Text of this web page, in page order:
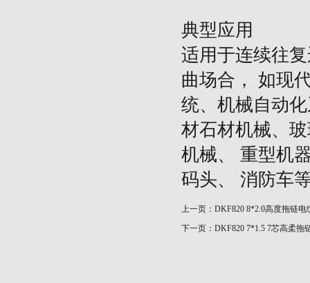
典型应用
适用于连续往
曲场合，
如现
统、机械自动
材石材机械、
机械、
重型机
码头、
消防车
上一页： DKF820 8*2.0高度拖链电
下一页： DKF820 7*1.5 7芯高柔拖